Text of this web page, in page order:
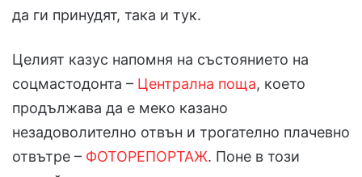
да ги принудят, така и тук.
Целият казус напомня на състоянието на
соцмастодонта – Централна поща, което
продължава да е меко казано
незадоволително отвън и трогателно плачевно
отвътре – ФОТОРЕПОРТАЖ. Поне в този